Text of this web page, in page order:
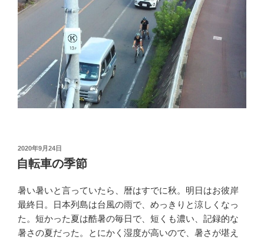
投
稿
日:
2020年9月24日
自転車の季節
暑い暑いと言っていたら、暦はすでに秋。明日はお彼岸
最終日。日本列島は台風の雨で、めっきりと涼しくなっ
た。短かった夏は酷暑の毎日で、短くも濃い、記録的な
暑さの夏だった。とにかく湿度が高いので、暑さが堪え